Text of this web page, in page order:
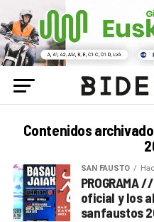
Contenidos
SAN FAUSTO
oficial y los
sanfaustos